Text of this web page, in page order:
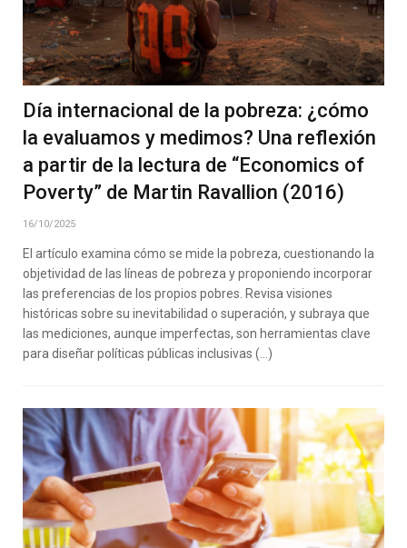
Día internacional de la pobreza: ¿cómo
la evaluamos y medimos? Una reflexión
a partir de la lectura de “Economics of
Poverty” de Martin Ravallion (2016)
16/10/2025
El artículo examina cómo se mide la pobreza, cuestionando la
objetividad de las líneas de pobreza y proponiendo incorporar
las preferencias de los propios pobres. Revisa visiones
históricas sobre su inevitabilidad o superación, y subraya que
las mediciones, aunque imperfectas, son herramientas clave
para diseñar políticas públicas inclusivas (…)